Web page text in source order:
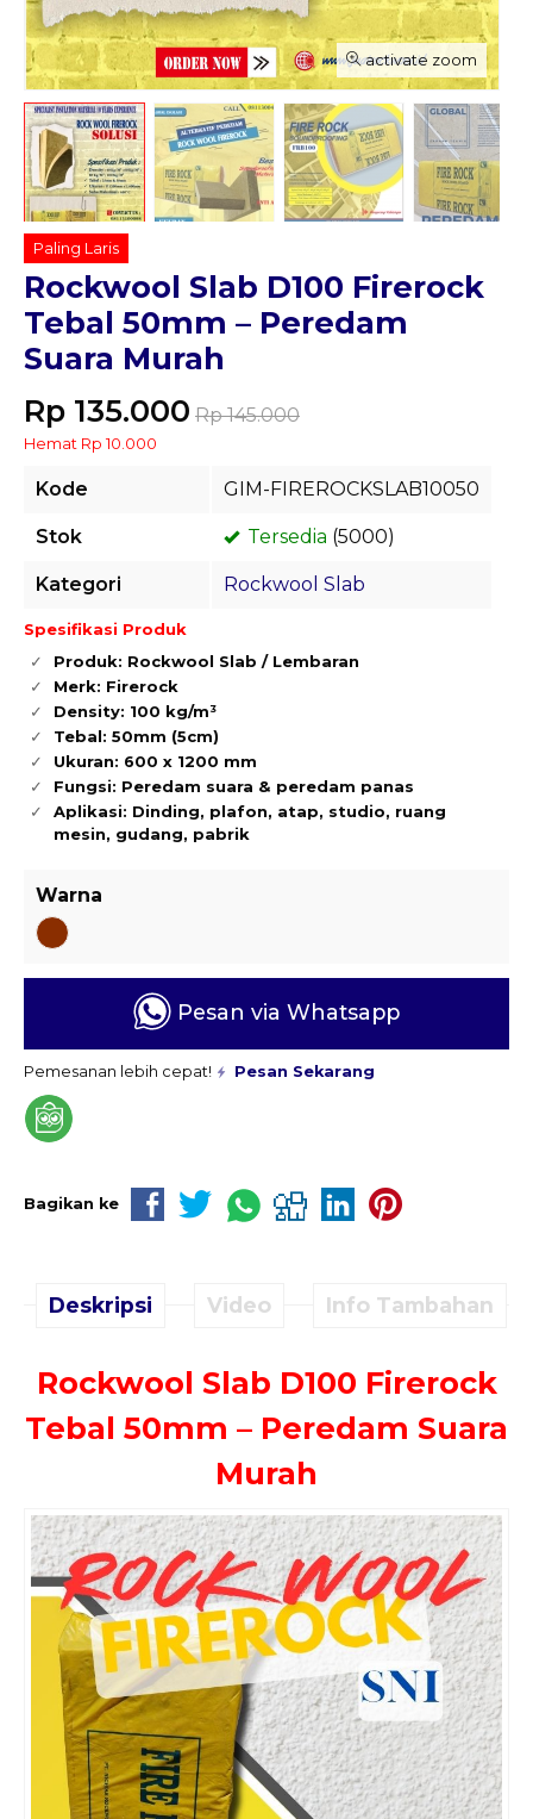
activate zoom
Paling Laris
Rockwool Slab D100 Firerock
Tebal 50mm – Peredam
Suara Murah
Rp 135.000 Rp 145.000
Hemat Rp 10.000
Kode GIM-FIREROCKSLAB10050
Stok Tersedia (5000)
Kategori Rockwool Slab
Spesifikasi Produk
Produk: Rockwool Slab / Lembaran
Merk: Firerock
Density: 100 kg/m³
Tebal: 50mm (5cm)
Ukuran: 600 x 1200 mm
Fungsi: Peredam suara & peredam panas
Aplikasi: Dinding, plafon, atap, studio, ruang
mesin, gudang, pabrik
Warna
Pesan via Whatsapp
Pemesanan lebih cepat! Pesan Sekarang
Bagikan ke
Deskripsi Video Info Tambahan
Rockwool Slab D100 Firerock
Tebal 50mm – Peredam Suara
Murah